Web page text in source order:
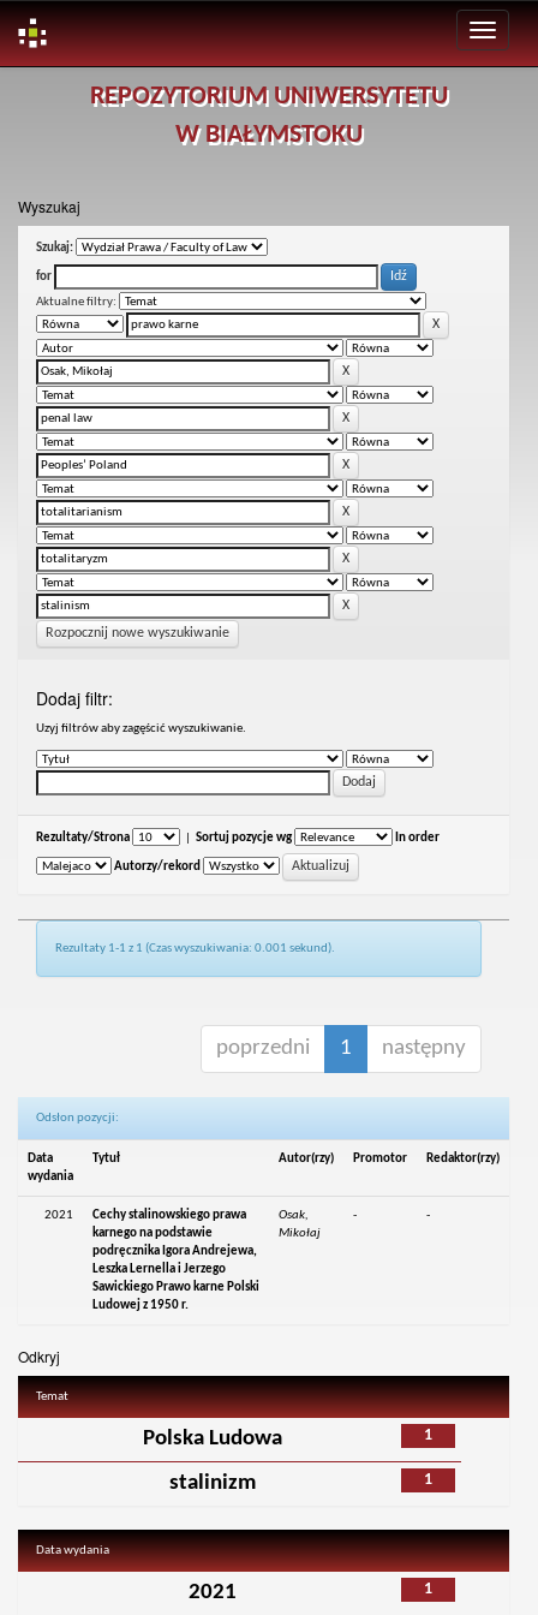
REPOZYTORIUM UNIWERSYTETU
W BIAŁYMSTOKU
Wyszukaj
Szukaj:
for
Aktualne filtry:
Rozpocznij nowe wyszukiwanie
Dodaj filtr:
Uzyj filtrów aby zagęścić wyszukiwanie.
Rezultaty/Strona Sortuj pozycje wg In order
Autorzy/rekord
Rezultaty 1-1 z 1 (Czas wyszukiwania: 0.001 sekund).
poprzedni 1 następny
Odsłon pozycji:
Data
wydania
Tytuł Autor(rzy) Promotor Redaktor(rzy)
2021
Cechy stalinowskiego prawa
karnego na podstawie
podręcznika Igora Andrejewa,
Leszka Lernella i Jerzego
Sawickiego Prawo karne Polski
Ludowej z 1950 r.
Osak,
Mikołaj
- -
Odkryj
Temat
1
Polska Ludowa
1
stalinizm
Data wydania
1
2021